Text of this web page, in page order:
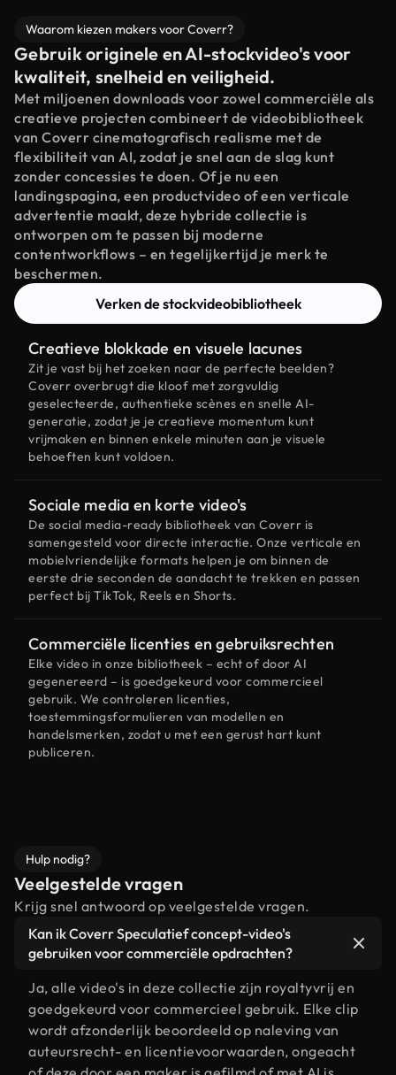
Waarom kiezen makers voor Coverr?
Gebruik originele en AI-stockvideo's voor
kwaliteit, snelheid en veiligheid.
Met miljoenen downloads voor zowel commerciële als
creatieve projecten combineert de videobibliotheek
van Coverr cinematografisch realisme met de
flexibiliteit van AI, zodat je snel aan de slag kunt
zonder concessies te doen. Of je nu een
landingspagina, een productvideo of een verticale
advertentie maakt, deze hybride collectie is
ontworpen om te passen bij moderne
contentworkflows – en tegelijkertijd je merk te
beschermen.
Verken de stockvideobibliotheek
Creatieve blokkade en visuele lacunes
Zit je vast bij het zoeken naar de perfecte beelden?
Coverr overbrugt die kloof met zorgvuldig
geselecteerde, authentieke scènes en snelle AI-
generatie, zodat je je creatieve momentum kunt
vrijmaken en binnen enkele minuten aan je visuele
behoeften kunt voldoen.
Sociale media en korte video's
De social media-ready bibliotheek van Coverr is
samengesteld voor directe interactie. Onze verticale en
mobielvriendelijke formats helpen je om binnen de
eerste drie seconden de aandacht te trekken en passen
perfect bij TikTok, Reels en Shorts.
Commerciële licenties en gebruiksrechten
Elke video in onze bibliotheek – echt of door AI
gegenereerd – is goedgekeurd voor commercieel
gebruik. We controleren licenties,
toestemmingsformulieren van modellen en
handelsmerken, zodat u met een gerust hart kunt
publiceren.
Hulp nodig?
Veelgestelde vragen
Krijg snel antwoord op veelgestelde vragen.
Kan ik Coverr Speculatief concept-video's
gebruiken voor commerciële opdrachten?
Ja, alle video's in deze collectie zijn royaltyvrij en
goedgekeurd voor commercieel gebruik. Elke clip
wordt afzonderlijk beoordeeld op naleving van
auteursrecht- en licentievoorwaarden, ongeacht